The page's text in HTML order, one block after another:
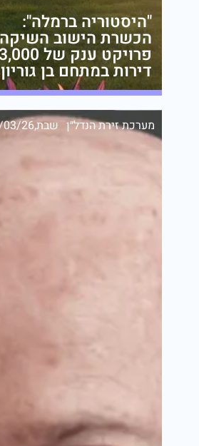
"היסטוריה ברמלה":
הכשרת הישוב
פרויקט ענק של
דירות במתחם בן גוריון
מערכת זירת הנדל״ן שבת,21/03/26